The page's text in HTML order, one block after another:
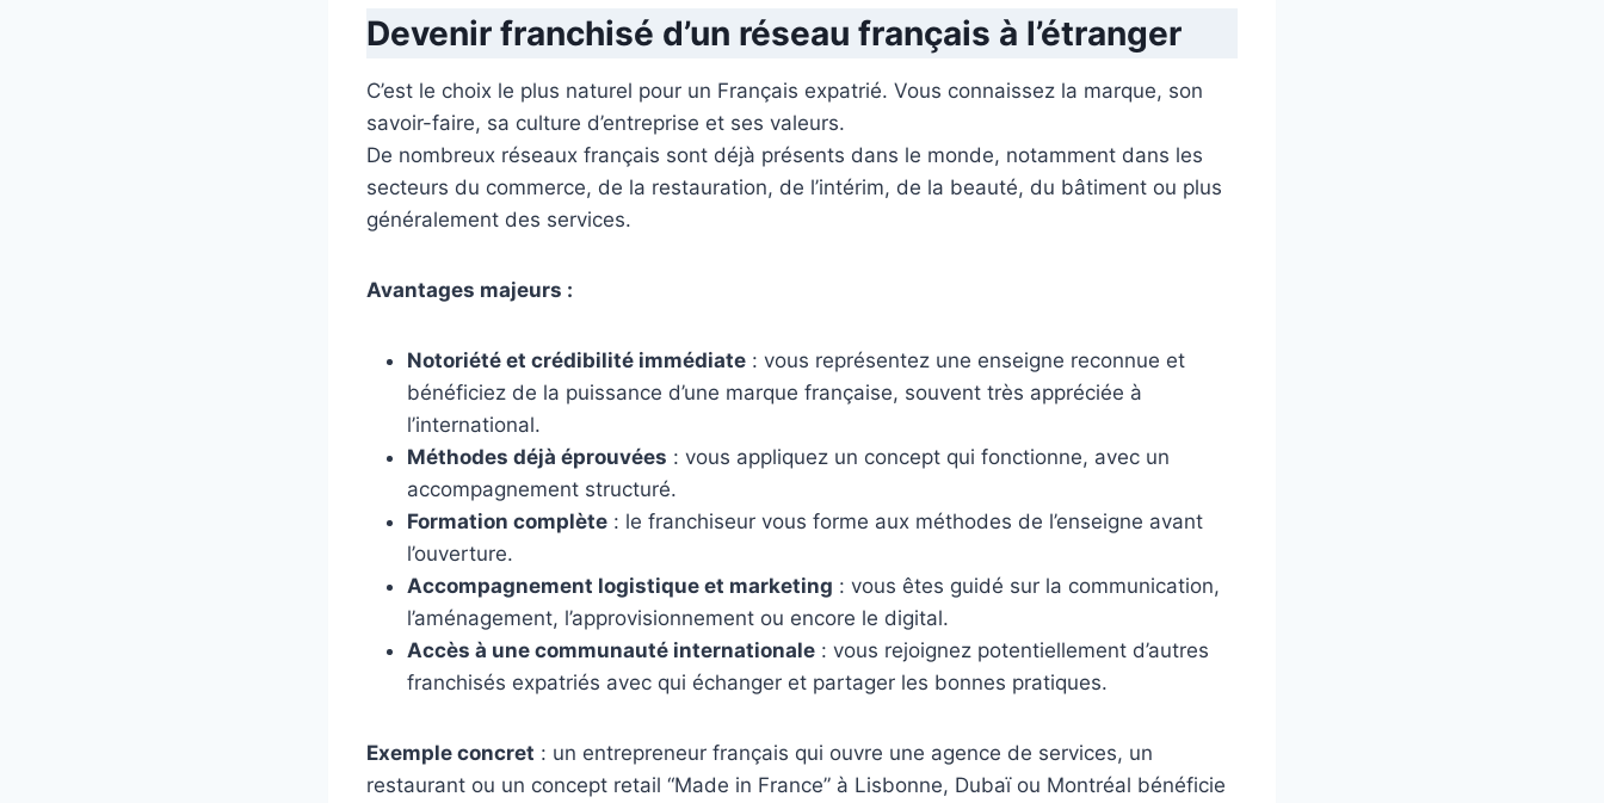
Devenir franchisé d’un réseau français à l’étranger
C’est le choix le plus naturel pour un Français expatrié. Vous connaissez la marque, son
savoir-faire, sa culture d’entreprise et ses valeurs.
De nombreux réseaux français sont déjà présents dans le monde, notamment dans les
secteurs du commerce, de la restauration, de l’intérim, de la beauté, du bâtiment ou plus
généralement des services.
Avantages majeurs :
Notoriété et crédibilité immédiate : vous représentez une enseigne reconnue et
bénéficiez de la puissance d’une marque française, souvent très appréciée à
l’international.
Méthodes déjà éprouvées : vous appliquez un concept qui fonctionne, avec un
accompagnement structuré.
Formation complète : le franchiseur vous forme aux méthodes de l’enseigne avant
l’ouverture.
Accompagnement logistique et marketing : vous êtes guidé sur la communication,
l’aménagement, l’approvisionnement ou encore le digital.
Accès à une communauté internationale : vous rejoignez potentiellement d’autres
franchisés expatriés avec qui échanger et partager les bonnes pratiques.
Exemple concret : un entrepreneur français qui ouvre une agence de services, un
restaurant ou un concept retail “Made in France” à Lisbonne, Dubaï ou Montréal bénéficie